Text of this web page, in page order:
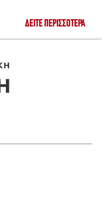
ΔΕΊΤΕ ΠΕΡΙΣΣΌΤΕΡΑ